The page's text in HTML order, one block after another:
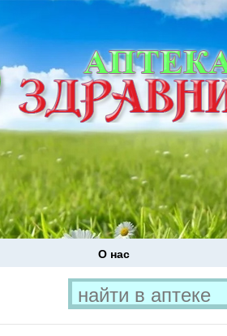
О нас